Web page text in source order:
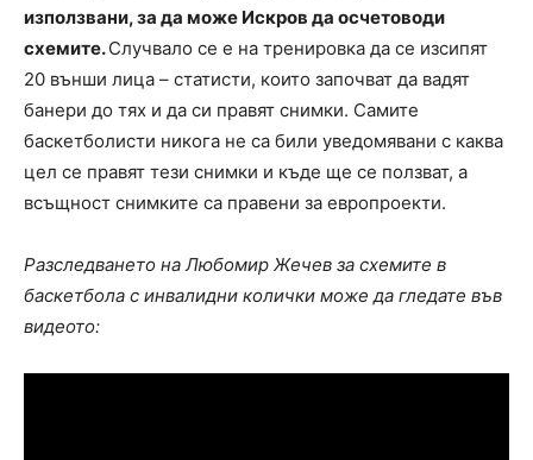
използвани, за да може Искров да осчетоводи
схемите.Случвало се е на тренировка да се изсипят
20 външи лица – статисти, които започват да вадят
банери до тях и да си правят снимки. Самите
баскетболисти никога не са били уведомявани с каква
цел се правят тези снимки и къде ще се ползват, а
всъщност снимките са правени за европроекти.
Разследването на Любомир Жечев за схемите в
баскетбола с инвалидни колички може да гледате във
видеото: